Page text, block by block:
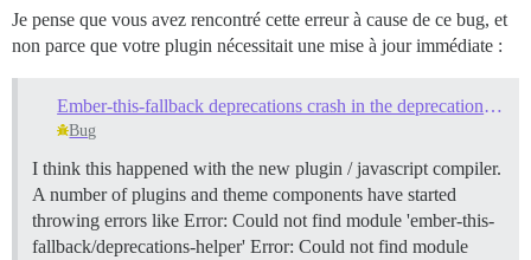
Je pense que vous avez rencontré cette erreur à cause de ce bug, et
non parce que votre plugin nécessitait une mise à jour immédiate :
Ember-this-fallback deprecations crash in the deprecation handler
Bug
I think this happened with the new plugin / javascript compiler.
A number of plugins and theme components have started
throwing errors like Error: Could not find module 'ember-this-
fallback/deprecations-helper' Error: Could not find module